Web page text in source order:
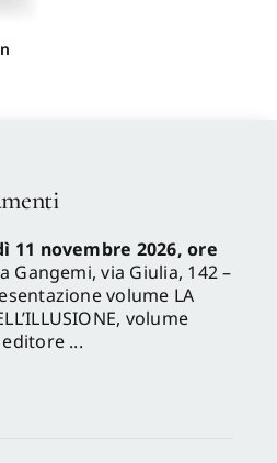
11 novembre 2026, ore
Gangemi, via Giulia, 142 –
volume LA
volume
...